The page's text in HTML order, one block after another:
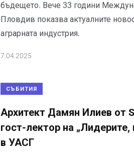
бъдещето. Вече 33 години
Пловдив показва актуалните
аграрната индустрия.
7.04.2025
СЪБИТИЯ
Архитект Дамян Илиев от
гост-лектор на „Лидерите,
в УАСГ